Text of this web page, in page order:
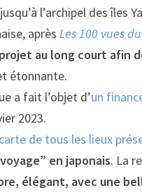
l’archipel des îles
après Les 100 vues
au long court afin
étonnante.
a fait l’objet d’un
2023.
de tous les lieux
en japonais. La
élégant, avec une